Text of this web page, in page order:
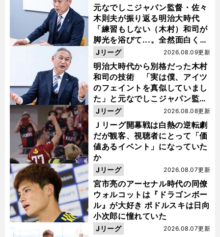
元なでしこジャパン監督・佐々
木則夫が振り返る明治大時代
「練習もしない（木村）和司が
脚光を浴びて...。全然面白くな
い４年間でした」
明治大時代から別格だった木村
和司の技術 「実は僕、アイツ
のフェイントを真似していまし
た」と元なでしこジャパン監
督・佐々木則夫
2026.08.09更新
Jリーグ
Ｊリーグ開幕戦は白熱の逆転劇
だが観客、視聴者にとって「価
値あるイベント」になっていた
か
2026.08.08更新
Jリーグ
宮市亮のアーセナル時代の同僚
ウォルコットは『ドラゴンボー
ル』が大好き ポドルスキは日向
小次郎に憧れていた
2026.08.07更新
Jリーグ
2026.08.07更新
Jリーグ